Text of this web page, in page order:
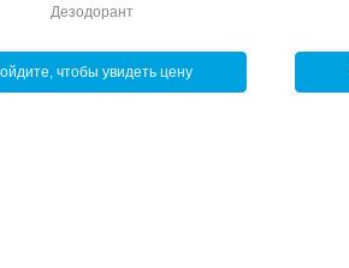
Дезодорант
чтобы увидеть цену